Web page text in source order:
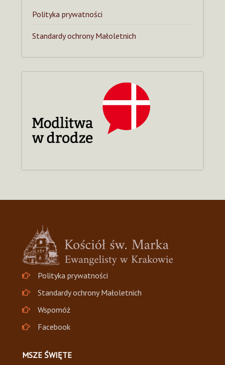
Polityka prywatności
Standardy ochrony Małoletnich
Polityka prywatności
Standardy ochrony Małoletnich
Wspomóż
Facebook
MSZE ŚWIĘTE